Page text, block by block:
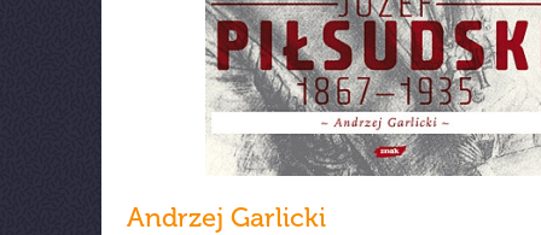
Andrzej Garlicki